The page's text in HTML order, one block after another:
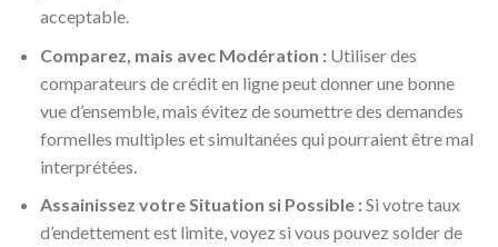
acceptable.
Comparez, mais avec Modération :Utiliser des
comparateurs de crédit en ligne peut donner une bonne
vue d’ensemble, mais évitez de soumettre des demandes
formelles multiples et simultanées qui pourraient être mal
interprétées.
Assainissez votre Situation si Possible :Si votre taux
d’endettement est limite, voyez si vous pouvez solder de